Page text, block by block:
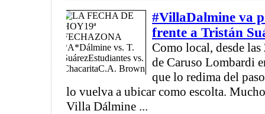
#VillaDalmine va
frente a Tristán
Como local, desde
de Caruso Lombardi
que lo redima del
lo vuelva a ubicar como escolta.
Villa Dálmine ...